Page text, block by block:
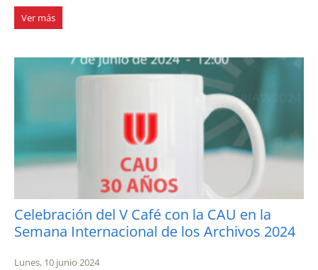
Ver más
Celebración del V Café con la CAU en la
Semana Internacional de los Archivos 2024
Lunes, 10 junio 2024